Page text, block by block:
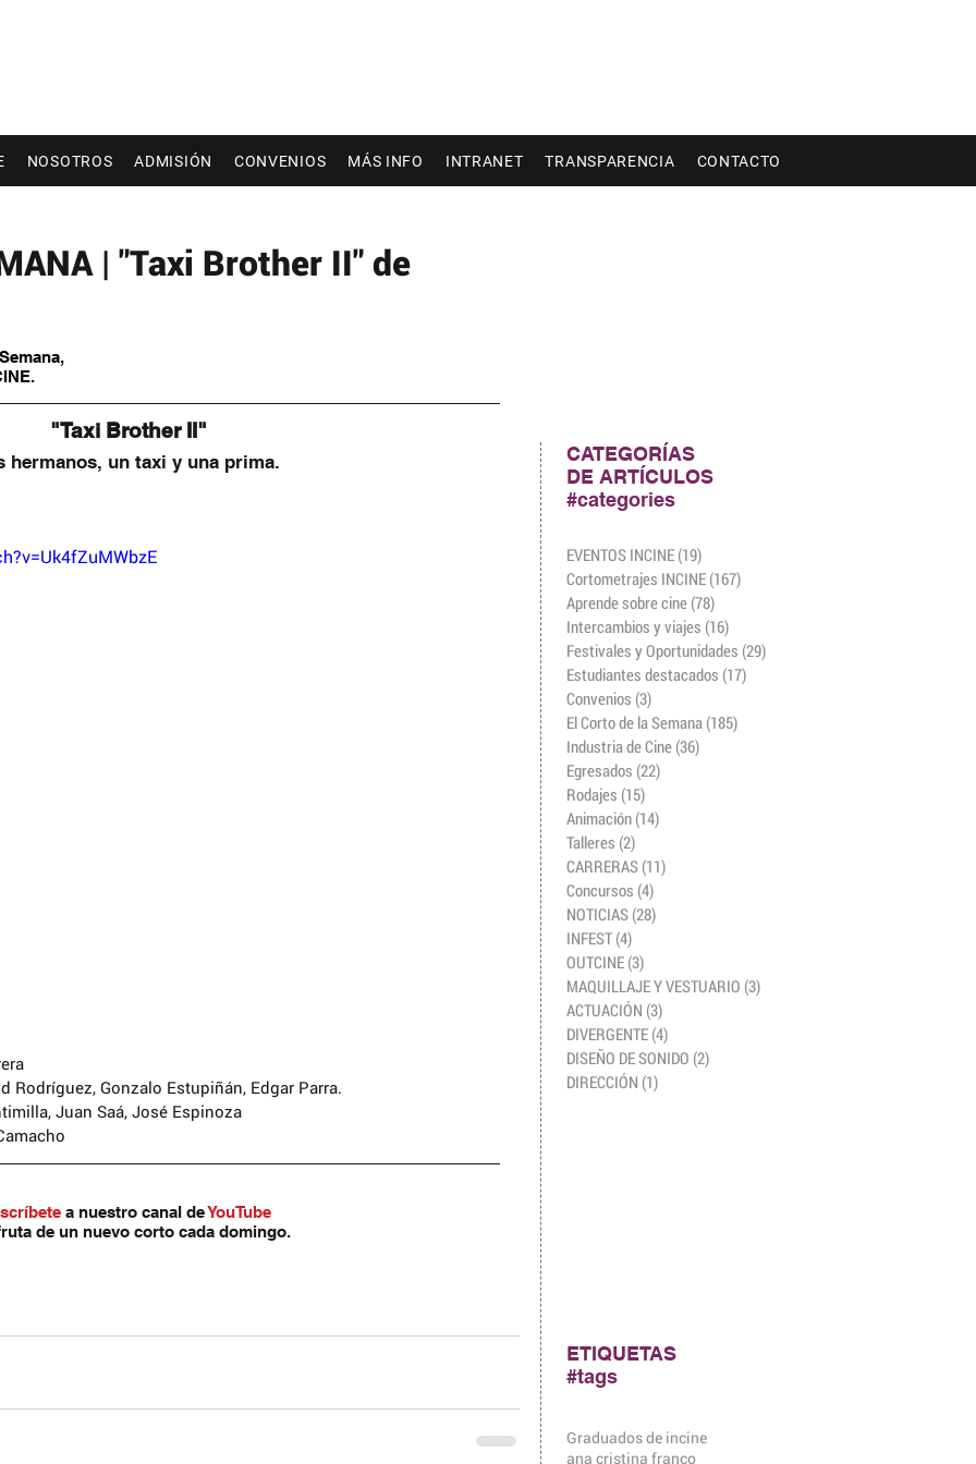
NOSOTROS ADMISIÓN CONVENIOS MÁS INFO INTRANET TRANSPARENCIA CONTACTO
CATEGORÍAS
DE ARTÍCULOS
#categories
EVENTOS INCINE (19)
Cortometrajes INCINE (167)
Aprende sobre cine (78)
Intercambios y viajes (16)
Festivales y Oportunidades (29)
Estudiantes destacados (17)
Convenios (3)
El Corto de la Semana (185)
Industria de Cine (36)
Egresados (22)
Rodajes (15)
Animación (14)
Talleres (2)
CARRERAS (11)
Concursos (4)
NOTICIAS (28)
INFEST (4)
OUTCINE (3)
MAQUILLAJE Y VESTUARIO (3)
ACTUACIÓN (3)
DIVERGENTE (4)
DISEÑO DE SONIDO (2)
DIRECCIÓN (1)
ETIQUETAS
#tags
Graduados de incine
ana cristina franco
| "Taxi Brother II" de
"Taxi Brother II"
hermanos, un taxi y una prima.
Rodríguez, Gonzalo Estupiñán, Edgar Parra.
Juan Saá, José Espinoza
a nuestro canal de YouTube
de un nuevo corto cada domingo.